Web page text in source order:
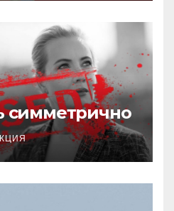
симметрично